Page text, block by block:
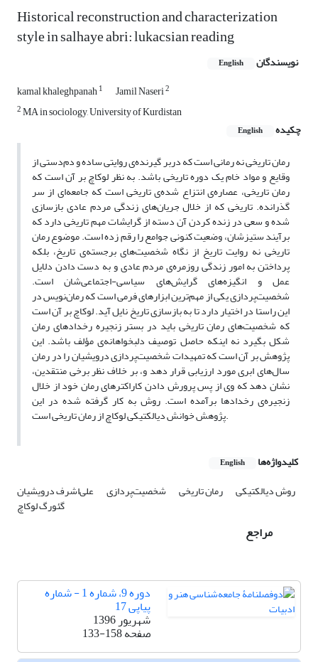
Historical reconstruction and characterization
style in salhaye abri: lukacsian reading
نویسندگان English
kamal khaleghpanah1 Jamil Naseri2
2MA in sociology, University of Kurdistan
چکیده
English
رمان تاریخی نه رمانی است که دربر گیرنده‌ی روایتی ساده و دم‌دستی از
وقایع و مواد خام یک دوره تاریخی باشد. به نظر لوکاچ بر آن است که
رمان تاریخی، عصاره‌ی انتزاع شده‌ی تاریخی است که جامعه‌ای از سر
گذرانده. تاریخی که از خلال جریان‌های زندگی مردم عادی بازسازی
شده و سعی در زنده کردن آن دسته از گرایشات مهم تاریخی دارد که
برآیند ستیزشان، وضعیت کنونی جوامع را رقم زده است. موضوع رمان
تاریخی نه روایت تاریخ از نگاه شخصیت‌های برجسته‌ی تاریخ، بلکه
پرداختن به امور زندگی روزمره‌ی مردم عادی و به دست دادن دلایل
عمل و انگیزه‌های گرایش‌های سیاسی-اجتماعی‌شان است.
شخصیت‌پردازی یکی از مهم‌ترین ابزارهای فرمی است که رمان‌نویس در
این راستا در اختیار دارد تا به بازسازی تاریخ نایل آید. لوکاچ بر آن است
که شخصیت‌های رمان تاریخی باید در بستر زنجیره رخدادهای رمان
شکل بگیرد نه اینکه حاصل توصیف دلبخواهانه‌ی مؤلف باشد. این
پژوهش بر آن است که تمهیدات شخصیت‌پردازی درویشیان را در رمان
سال‌های ابری مورد ارزیابی قرار دهد و، بر خلاف نظر برخی منتقدین،
نشان دهد که وی از پس پرورش دادن کاراکترهای رمان خود از خلال
زنجیره‌ی رخدادها برآمده است. روش به کار گرفته شده در این
پژوهش خوانش دیالکتیکی لوکاچ از رمان تاریخی است.
کلیدواژه‌ها English
روش دیالکتیکی رمان تاریخی شخصیت‌پردازی علی‌اشرف درویشیان
گئورگ لوکاچ
مراجع
دوره 9، شماره 1 - شماره
پیاپی 17
شهریور 1396
صفحه133-158